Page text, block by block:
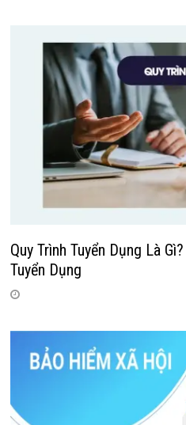
Quy Trình Tuyển Dụng Là
Tuyển Dụng